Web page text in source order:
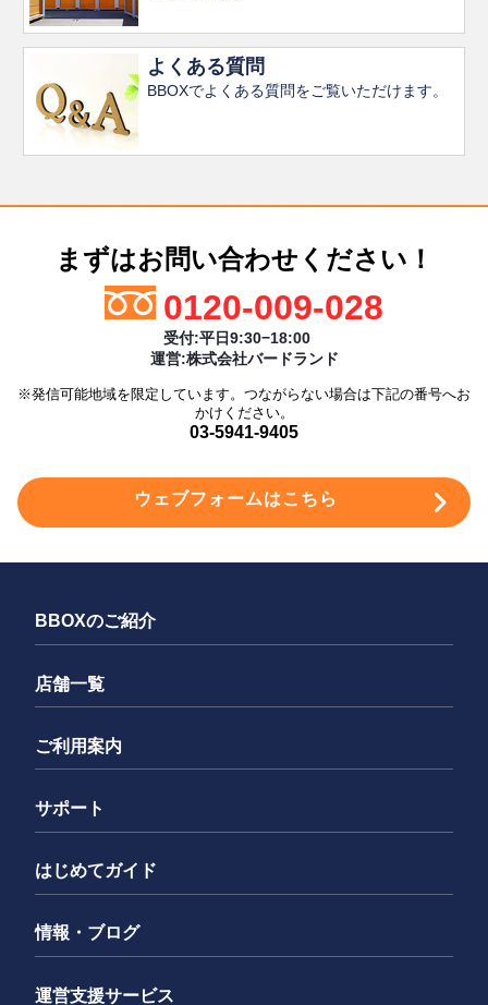
よくある質問
BBOXでよくある質問をご覧いただけます。
まずはお問い合わせください！
0120-009-028
受付:平日9:30−18:00
運営:株式会社バードランド
※発信可能地域を限定しています。つながらない場合は下記の番号へお
かけください。
03-5941-9405
ウェブフォームはこちら
BBOXのご紹介
店舗一覧
ご利用案内
サポート
はじめてガイド
情報・ブログ
運営支援サービス